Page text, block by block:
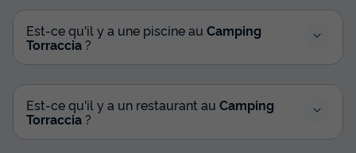
Annulation gratuite
Surface
Adultes Chambres Salle de bain
Terrasse couverte Accès wifi
Climatisation
Animaux autorisés *
Barbecue
+ 5
Est-ce qu'il y a une piscine au Camping
Torraccia ?
Est-ce qu'il y a un restaurant au Camping
Torraccia ?